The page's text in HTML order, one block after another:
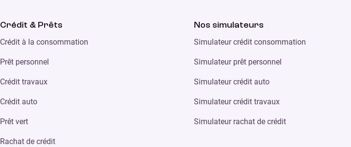
Crédit & Prêts
Crédit à la consommation
Prêt personnel
Crédit travaux
Crédit auto
Prêt vert
Rachat de crédit
Nos simulateurs
Simulateur crédit consommation
Simulateur prêt personnel
Simulateur crédit auto
Simulateur crédit travaux
Simulateur rachat de crédit